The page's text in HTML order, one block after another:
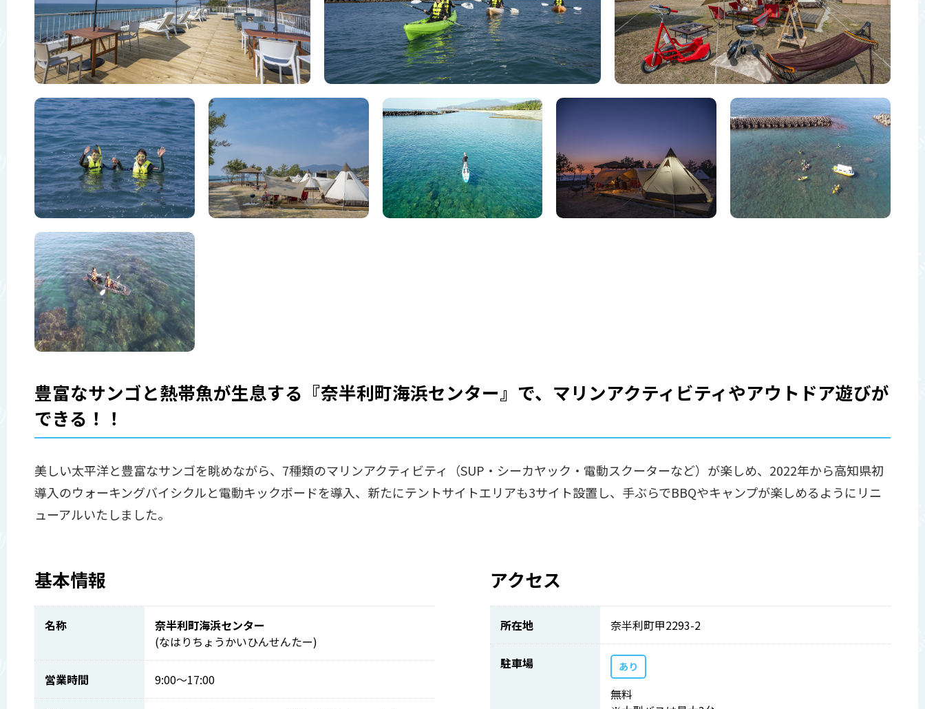
豊富なサンゴと熱帯魚が生息する『奈半利町海浜センター』で、マリンアクティビティやアウトドア遊びが
できる！！
美しい太平洋と豊富なサンゴを眺めながら、7種類のマリンアクティビティ（SUP・シーカヤック・電動スクーターなど）が楽しめ、2022年から高知県初
導入のウォーキングバイシクルと電動キックボードを導入、新たにテントサイトエリアも3サイト設置し、手ぶらでBBQやキャンプが楽しめるようにリニ
ューアルいたしました。
基本情報
名称
奈半利町海浜センター
(なはりちょうかいひんせんたー)
営業時間 9:00～17:00
アクセス
所在地 奈半利町甲2293-2
駐車場 あり
無料